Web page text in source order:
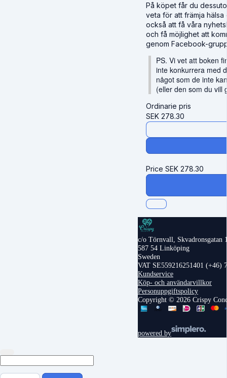
På köpet får du
veta för att främja hälsa
också att få våra
och få möjlighet att
genom Facebook-
PS. Vi vet att boken
inte konkurrera med
något som de inte
(eller den som du vill
Ordinarie pris
SEK 278.30
Price SEK 278.30
c/o Törnvall, Skvadronsgatan
587 54 Linköping
Sweden
VAT SE559216251401 (+46)
Kundservice
Köp- och användarvillkor
Personuppgiftspolicy
Copyright © 2026 Crispy
powered by